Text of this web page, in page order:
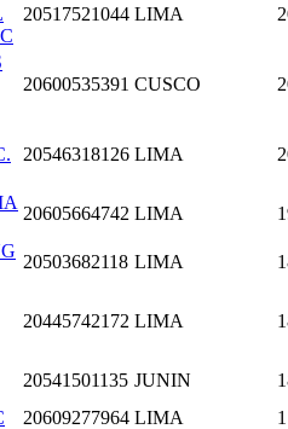
20517521044 LIMA
20600535391 CUSCO
20546318126 LIMA
20605664742 LIMA
20503682118 LIMA
20445742172 LIMA
20541501135 JUNIN
20609277964 LIMA